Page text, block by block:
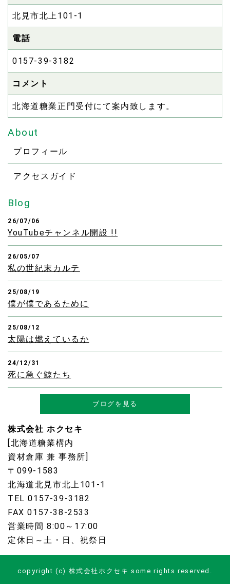
北見市北上101-1
電話
0157-39-3182
コメント
北海道糖業正門受付にて案内致します。
About
プロフィール
アクセスガイド
Blog
26/07/06
YouTubeチャンネル開設 !!
26/05/07
私の世紀末カルテ
25/08/19
僕が僕であるために
25/08/12
太陽は燃えているか
24/12/31
死に急ぐ鯨たち
ブログを見る
株式会社 ホクセキ
[北海道糖業構内
資材倉庫 兼 事務所]
〒099-1583
北海道北見市北上101-1
TEL 0157-39-3182
FAX 0157-38-2533
営業時間 8:00～17:00
定休日～土・日、祝祭日
copyright (c) 株式会社ホクセキ some rights reserved.